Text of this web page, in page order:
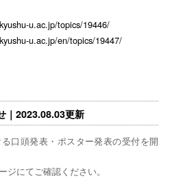
u.ac.jp/topics/19446/
u.ac.jp/en/topics/19447/
｜2023.08.03更新
口頭発表・ポスター発表の受付を開
ジにてご確認ください。